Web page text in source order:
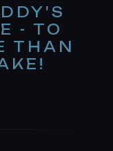
- TO
THAN